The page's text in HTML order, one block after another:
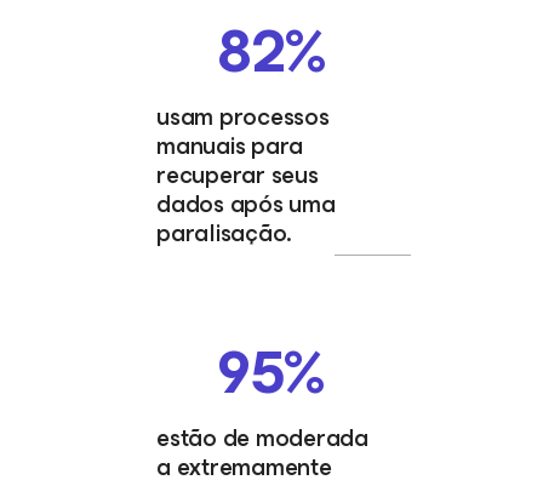
82%
usam processos
manuais para
recuperar seus
dados após uma
paralisação.
95%
estão de moderada
a extremamente